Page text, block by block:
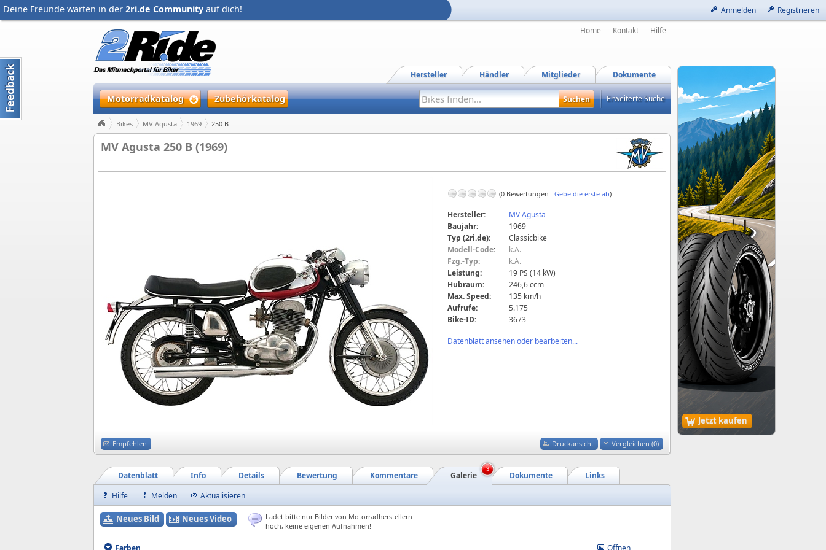
Anmelden Registrieren
Deine Freunde warten in der 2ri.de Community auf dich!
Jetzt kaufen
Home Kontakt Hilfe
Dokumente
Mitglieder
Händler
Hersteller
Motorradkatalog Zubehörkatalog Erweiterte Suche
Bikes MV Agusta 1969 250 B
MV Agusta 250 B (1969)
(0 Bewertungen - Gebe die erste ab)
Hersteller:
MV Agusta
Baujahr:
1969
Typ (2ri.de):
Classicbike
Modell-Code:
k.A.
Fzg.-Typ:
k.A.
Leistung:
19 PS (14 kW)
Hubraum:
246,6 ccm
Max. Speed:
135 km/h
Aufrufe:
5.175
Bike-ID:
3673
Datenblatt ansehen oder bearbeiten...
Druckansicht Vergleichen (0)
Empfehlen
Links
Dokumente
Galerie
Kommentare
Bewertung
Details
Info
Datenblatt
3
Hilfe Melden Aktualisieren
Neues Bild Neues Video
Ladet bitte nur Bilder von Motorradherstellern
hoch, keine eigenen Aufnahmen!
Öffnen
Farben